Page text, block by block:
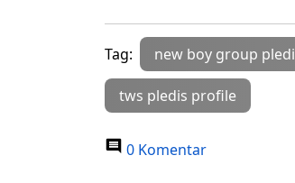
Tag: new boy group
tws pledis profile
0 Komentar